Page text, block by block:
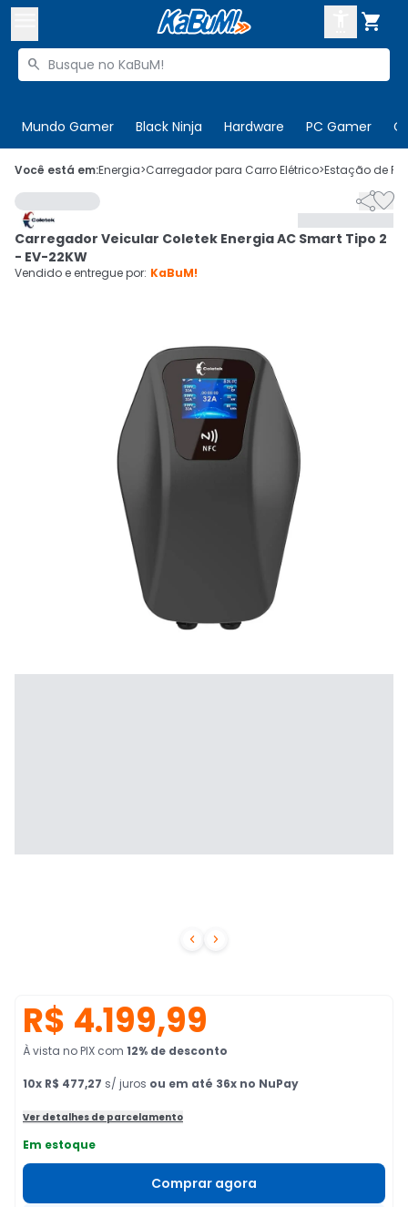

Buscar produtos

Mundo Gamer Black Ninja Hardware PC Gamer
 Olá. Acesse sua conta
 Departamentos
Cupons
CADASTRE-SE
Você está em:Energia>Carregador para Carro Elétrico>Estação de
 

Carregador Veicular Coletek Energia AC Smart Tipo 2
- EV-22KW
Vendido e entregue por: KaBuM!
R$ 4.199,99
À vista no PIX com 12% de desconto
10x R$ 477,27 s/ juros ou em até 36x no NuPay
Ver detalhes de parcelamento
Em estoque
Comprar agora